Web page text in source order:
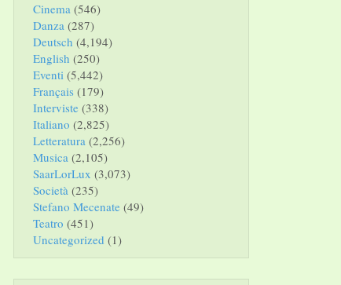
Cinema (546)
Danza (287)
Deutsch (4,194)
English (250)
Eventi (5,442)
Français (179)
Interviste (338)
Italiano (2,825)
Letteratura (2,256)
Musica (2,105)
SaarLorLux (3,073)
Società (235)
Stefano Mecenate (49)
Teatro (451)
Uncategorized (1)